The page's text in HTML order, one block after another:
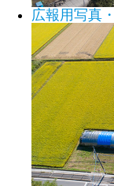
広報用写真